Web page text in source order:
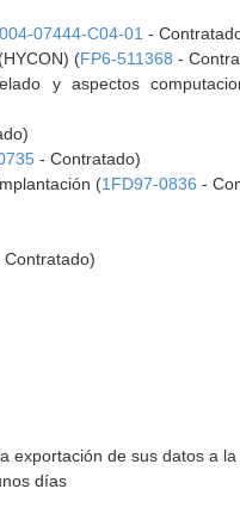
07444-C04-01 -
(FP6-511368 -
y aspectos
- Contratado)
(1FD97-0836 -
Contratado)
de sus datos a
días